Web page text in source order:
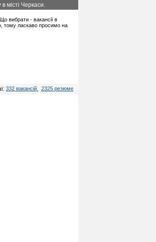
місті Черкаси.
вибрати - вакансії в
тому ласкаво просимо на
332 вакансій, 2325 резюме